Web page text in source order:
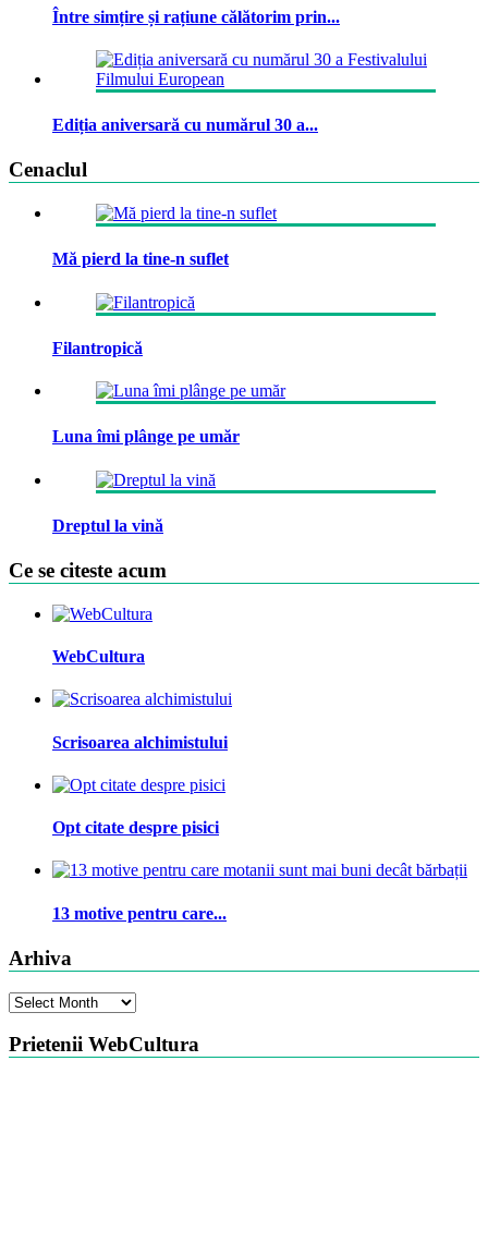
Între simțire și rațiune călătorim prin...
Ediția aniversară cu numărul 30 a...
Cenaclul
Mă pierd la tine-n suflet
Filantropică
Luna îmi plânge pe umăr
Dreptul la vină
Ce se citeste acum
WebCultura
Scrisoarea alchimistului
Opt citate despre pisici
13 motive pentru care...
Arhiva
Arhiva
Prietenii WebCultura